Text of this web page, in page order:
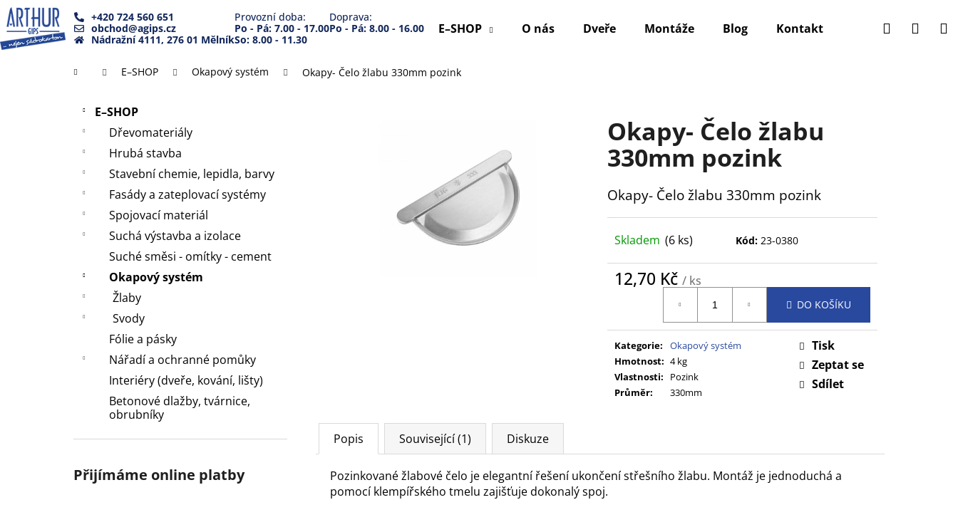
Přejít
na
obsah
E–SHOP O nás Dveře Montáže Blog Kontakt Hledat
+420 724 560 651
obchod@agips.cz
Nádražní 4111, 276 01 Mělník
Provozní doba:
Po - Pá: 7.00 - 17.00
So: 8.00 - 11.30
Doprava:
Po - Pá: 8.00 - 16.00
Domů E–SHOP Okapový systém Okapy- Čelo žlabu 330mm pozink
Přeskočit
kategorie
E–SHOP
Dřevomateriály
Hrubá stavba
Stavební chemie, lepidla, barvy
Fasády a zateplovací systémy
Spojovací materiál
Suchá výstavba a izolace
Suché směsi - omítky - cement
Okapový systém
Žlaby
Svody
Fólie a pásky
Nářadí a ochranné pomůky
Interiéry (dveře, kování, lišty)
Betonové dlažby, tvárnice,
obrubníky
Přijímáme online platby
Okapy- Čelo žlabu
330mm pozink
Okapy- Čelo žlabu 330mm pozink
Skladem (6 ks) Kód: 23-0380
12,70 Kč / ks
DO KOŠÍKU
Kategorie:
Okapový systém
Hmotnost: 4 kg
Vlastnosti:
Pozink
Průměr: 330mm
Tisk
Zeptat se
Sdílet
Popis Související (1) Diskuze
Pozinkované žlabové čelo je elegantní řešení ukončení střešního žlabu. Montáž je jednoduchá a
pomocí klempířského tmelu zajišťuje dokonalý spoj.
K
o
š
Zpět
Zpět
Co potřebujete najít?
Doporučujeme